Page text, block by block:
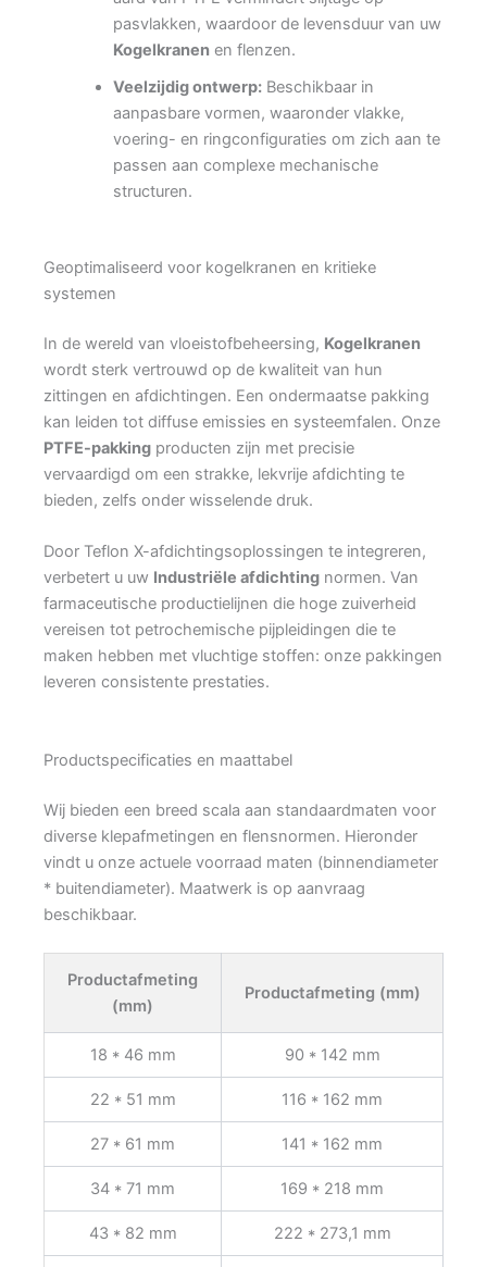
pasvlakken, waardoor de levensduur van uw
Kogelkranenen flenzen.
Veelzijdig ontwerp:Beschikbaar in
aanpasbare vormen, waaronder vlakke,
voering- en ringconfiguraties om zich aan te
passen aan complexe mechanische
structuren.
Geoptimaliseerd voor kogelkranen en kritieke
systemen
In de wereld van vloeistofbeheersing, Kogelkranen
wordt sterk vertrouwd op de kwaliteit van hun
zittingen en afdichtingen. Een ondermaatse pakking
kan leiden tot diffuse emissies en systeemfalen. Onze
PTFE-pakking producten zijn met precisie
vervaardigd om een strakke, lekvrije afdichting te
bieden, zelfs onder wisselende druk.
Door Teflon X-afdichtingsoplossingen te integreren,
verbetert u uw Industriële afdichting normen. Van
farmaceutische productielijnen die hoge zuiverheid
vereisen tot petrochemische pijpleidingen die te
maken hebben met vluchtige stoffen: onze pakkingen
leveren consistente prestaties.
Productspecificaties en maattabel
Wij bieden een breed scala aan standaardmaten voor
diverse klepafmetingen en flensnormen. Hieronder
vindt u onze actuele voorraad maten (binnendiameter
* buitendiameter). Maatwerk is op aanvraag
beschikbaar.
Productafmeting
(mm)
Productafmeting (mm)
18 * 46 mm 90 * 142 mm
22 * 51 mm 116 * 162 mm
27 * 61 mm 141 * 162 mm
34 * 71 mm 169 * 218 mm
43 * 82 mm 222 * 273,1 mm